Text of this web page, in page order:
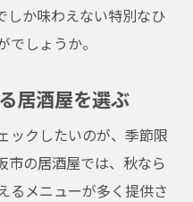
しか味わえない特別なひ
しょうか。
居酒屋を選ぶ
ックしたいのが、季節限
市の居酒屋では、秋なら
るメニューが多く提供さ